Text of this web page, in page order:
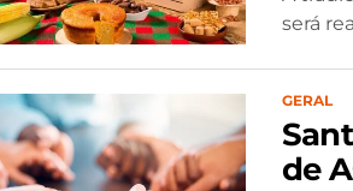
será
GERAL
de